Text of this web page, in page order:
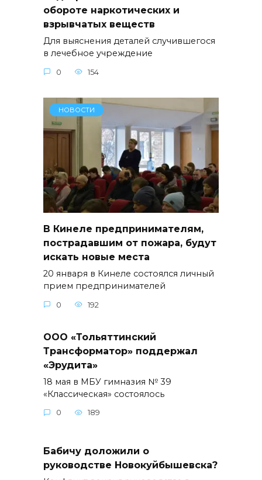
обороте наркотических и
взрывчатых веществ
Для выяснения деталей случившегося
в лечебное учреждение
0 154
НОВОСТИ
В Кинеле предпринимателям,
пострадавшим от пожара, будут
искать новые места
20 января в Кинеле состоялся личный
прием предпринимателей
0 192
ООО «Тольяттинский
Трансформатор» поддержал
«Эрудита»
18 мая в МБУ гимназия № 39
«Классическая» состоялось
0 189
Бабичу доложили о
руководстве Новокуйбышевска?